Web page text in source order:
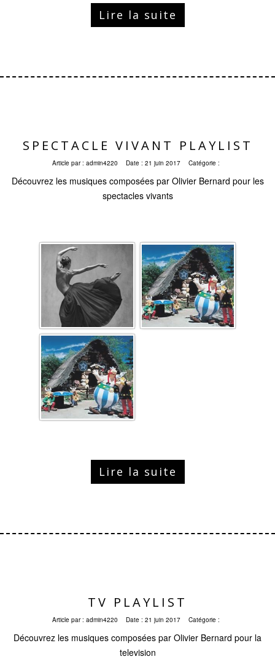
Lire la suite
SPECTACLE VIVANT PLAYLIST
Article par : admin4220 Date : 21 juin 2017 Catégorie :
Découvrez les musiques composées par Olivier Bernard pour les
spectacles vivants
Lire la suite
TV PLAYLIST
Article par : admin4220 Date : 21 juin 2017 Catégorie :
Découvrez les musiques composées par Olivier Bernard pour la
television